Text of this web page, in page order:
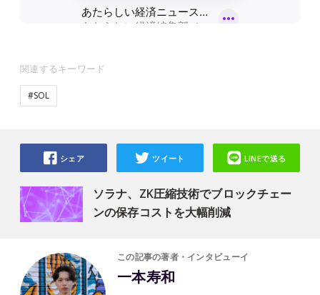
関連するキーワード
#SOL
ソラナ、ZK圧縮技術でブロックチェー
ンの保存コストを大幅削減
シェア ツイート LINEで送る
この記事の著者・インタビューイ
一本寿和